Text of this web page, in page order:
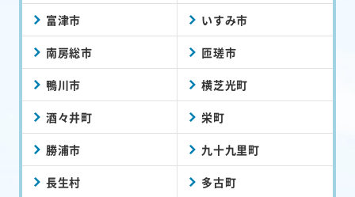
富津市 いすみ市
南房総市 匝瑳市
鴨川市 横芝光町
酒々井町 栄町
勝浦市 九十九里町
長生村 多古町